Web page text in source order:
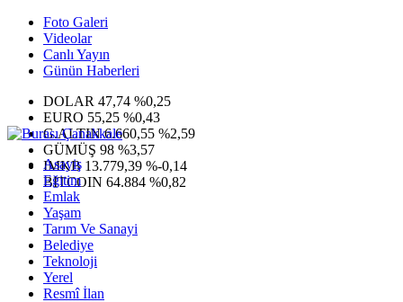
Foto Galeri
Videolar
Canlı Yayın
Günün Haberleri
DOLAR 47,74 %0,25
EURO 55,25 %0,43
G.ALTIN6.660,55 %2,59
GÜMÜŞ 98 %3,57
IMKB 13.779,39 %-0,14
BITCOIN 64.884 %0,82
Asayiş
Eğitim
Emlak
Yaşam
Tarım Ve Sanayi
Belediye
Teknoloji
Yerel
Resmî İlan